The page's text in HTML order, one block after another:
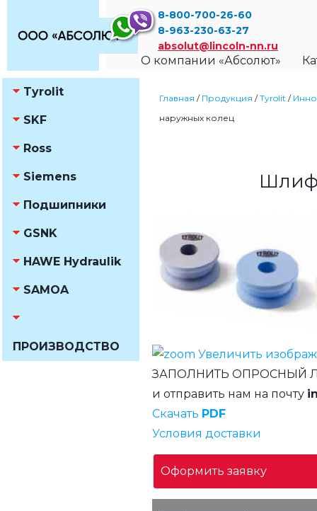
8-800-700-26-60
8-963-230-63-27
absolut@lincoln-nn.ru
О компании «Абсолют»
Tyrolit
SKF
Ross
Siemens
Подшипники
GSNK
HAWE Hydraulik
SAMOA
ПРОИЗВОДСТВО
Главная / Продукция /Tyrolit /
наружных колец
Увеличить
ЗАПОЛНИТЬ ОПРОСНЫЙ
и отправить нам на почту
Скачать PDF
Условия доставки
Оформить заявку